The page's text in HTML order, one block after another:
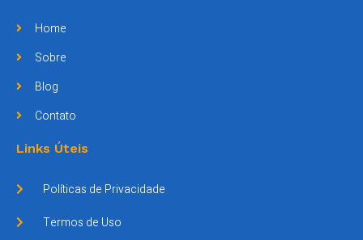
Home
Sobre
Blog
Contato
Links Úteis
Políticas de Privacidade
Termos de Uso